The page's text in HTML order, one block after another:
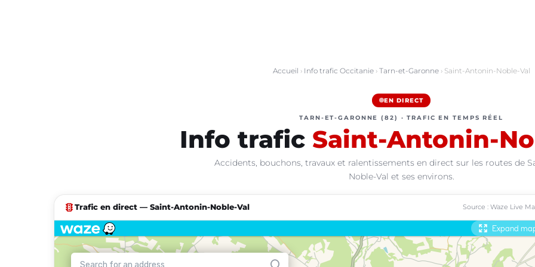
Accueil › Info trafic Occitanie› Tarn-et-Garonne› Saint-Antonin-Noble-Val
EN DIRECT
TARN-ET-GARONNE (82) · TRAFIC EN TEMPS RÉEL
Info trafic Saint-Antonin-
Accidents, bouchons, travaux et ralentissements en direct sur les routes de
Noble-Val et ses environs.
traffic Trafic en direct — Saint-Antonin-Noble-Val Source : Waze Live